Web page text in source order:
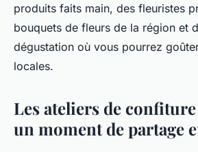
produits faits main, des fleuristes
bouquets de fleurs de la région et
dégustation où vous pourrez
locales.
Les ateliers de
un moment de partage